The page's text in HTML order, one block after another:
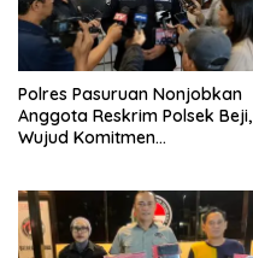
Polres Pasuruan Nonjobkan
Anggota Reskrim Polsek Beji,
Wujud Komitmen